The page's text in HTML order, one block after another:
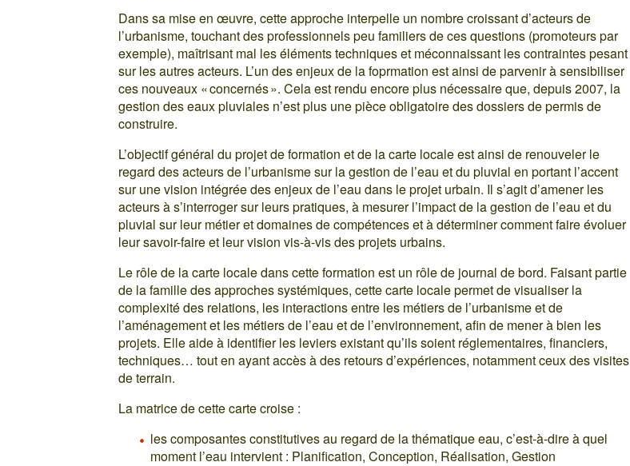
Dans sa mise en œuvre, cette approche interpelle un nombre croissant d’acteurs de
l’urbanisme, touchant des professionnels peu familiers de ces questions (promoteurs par
exemple), maîtrisant mal les éléments techniques et méconnaissant les contraintes pesant
sur les autres acteurs. L’un des enjeux de la foprmation est ainsi de parvenir à sensibiliser
ces nouveaux « concernés ». Cela est rendu encore plus nécessaire que, depuis 2007, la
gestion des eaux pluviales n’est plus une pièce obligatoire des dossiers de permis de
construire.
L’objectif général du projet de formation et de la carte locale est ainsi de renouveler le
regard des acteurs de l’urbanisme sur la gestion de l’eau et du pluvial en portant l’accent
sur une vision intégrée des enjeux de l’eau dans le projet urbain. Il s’agit d’amener les
acteurs à s’interroger sur leurs pratiques, à mesurer l’impact de la gestion de l’eau et du
pluvial sur leur métier et domaines de compétences et à déterminer comment faire évoluer
leur savoir-faire et leur vision vis-à-vis des projets urbains.
Le rôle de la carte locale dans cette formation est un rôle de journal de bord. Faisant partie
de la famille des approches systémiques, cette carte locale permet de visualiser la
complexité des relations, les interactions entre les métiers de l’urbanisme et de
l’aménagement et les métiers de l’eau et de l’environnement, afin de mener à bien les
projets. Elle aide à identifier les leviers existant qu’ils soient réglementaires, financiers,
techniques… tout en ayant accès à des retours d’expériences, notamment ceux des visites
de terrain.
La matrice de cette carte croise :
les composantes constitutives au regard de la thématique eau, c’est-à-dire à quel
moment l’eau intervient : Planification, Conception, Réalisation, Gestion